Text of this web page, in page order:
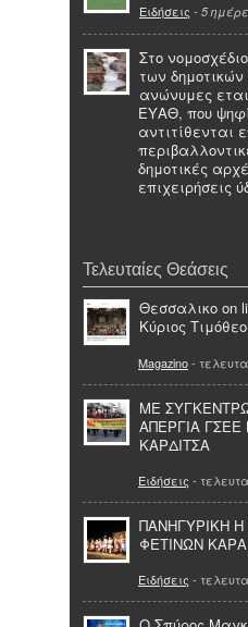
Ειδήσεις - 5
Στο
των
ανώνυμες
ΕΥΑΘ, που
αντιτίθενται
δημοτικές
επιχειρήσεις
Τελευταίες Θεάσεις
Θεσσαλικο on
Κύριος
Magazino-
ΜΕ
ΑΠΕΡΓΙΑ
ΚΑΡΔΙΤΣΑ
Ειδήσεις -
ΠΑΝΗΓΥΡΙΚΗ
ΦΕΤΙΝΩΝ
Ειδήσεις -